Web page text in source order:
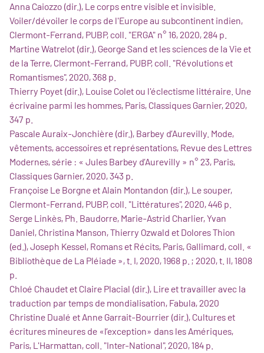
Anna Caiozzo (dir.), Le corps entre visible et invisible.
Voiler/dévoiler le corps de l'Europe au subcontinent indien,
Clermont-Ferrand, PUBP, coll. "ERGA" n° 16, 2020, 284 p.
Martine Watrelot (dir.), George Sand et les sciences de la Vie et
de la Terre, Clermont-Ferrand, PUBP, coll. "Révolutions et
Romantismes", 2020, 368 p.
Thierry Poyet (dir.), Louise Colet ou l'éclectisme littéraire. Une
écrivaine parmi les hommes, Paris, Classiques Garnier, 2020,
347 p.
Pascale Auraix-Jonchière (dir.), Barbey d’Aurevilly. Mode,
vêtements, accessoires et représentations, Revue des Lettres
Modernes, série : « Jules Barbey d’Aurevilly » n° 23, Paris,
Classiques Garnier, 2020, 343 p.
Françoise Le Borgne et Alain Montandon (dir.), Le souper,
Clermont-Ferrand, PUBP, coll. "Littératures", 2020, 446 p.
Serge Linkès, Ph. Baudorre, Marie-Astrid Charlier, Yvan
Daniel, Christina Manson, Thierry Ozwald et Dolores Thion
(ed.), Joseph Kessel, Romans et Récits, Paris, Gallimard, coll. «
Bibliothèque de La Pléiade », t. I, 2020, 1968 p. ; 2020, t. II, 1808
p.
Chloé Chaudet et Claire Placial (dir.), Lire et travailler avec la
traduction par temps de mondialisation, Fabula, 2020
Christine Dualé et Anne Garrait-Bourrier (dir.), Cultures et
écritures mineures de «l’exception» dans les Amériques,
Paris, L'Harmattan, coll. "Inter-National", 2020, 184 p.